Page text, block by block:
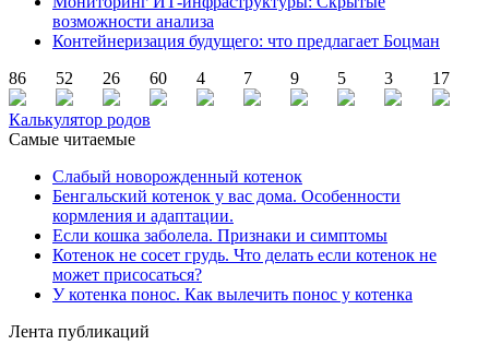
возможности анализа
Контейнеризация будущего: что предлагает Боцман
86
52 26 60 4 7 9 5 3 17
Калькулятор родов
Самые читаемые
Слабый новорожденный котенок
Бенгальский котенок у вас дома. Особенности
кормления и адаптации.
Если кошка заболела. Признаки и симптомы
Котенок не сосет грудь. Что делать если котенок не
может присосаться?
У котенка понос. Как вылечить понос у котенка
Лента публикаций